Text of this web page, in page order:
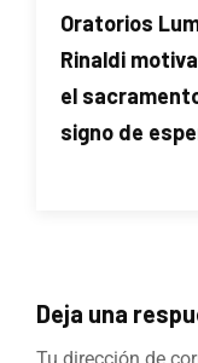
Oratorios
Rinaldi
el
signo de
Deja una